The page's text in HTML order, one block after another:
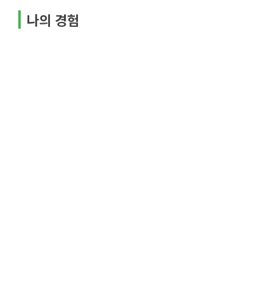
나의 경험